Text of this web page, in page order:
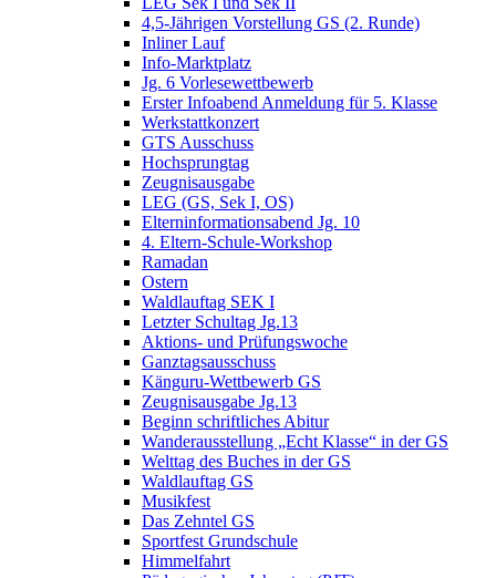
4,5-Jährigen Vorstellung GS (2. Runde)
Inliner Lauf
Info-Marktplatz
Jg. 6 Vorlesewettbewerb
Erster Infoabend Anmeldung für 5. Klasse
Werkstattkonzert
GTS Ausschuss
Hochsprungtag
Zeugnisausgabe
LEG (GS, Sek I, OS)
Elterninformationsabend Jg. 10
4. Eltern-Schule-Workshop
Ramadan
Ostern
Waldlauftag SEK I
Letzter Schultag Jg.13
Aktions- und Prüfungswoche
Ganztagsausschuss
Känguru-Wettbewerb GS
Zeugnisausgabe Jg.13
Beginn schriftliches Abitur
Wanderausstellung „Echt Klasse“ in der GS
Welttag des Buches in der GS
Waldlauftag GS
Musikfest
Das Zehntel GS
Sportfest Grundschule
Himmelfahrt